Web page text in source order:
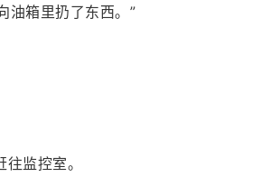
油箱里扔了东西。”
监控室。